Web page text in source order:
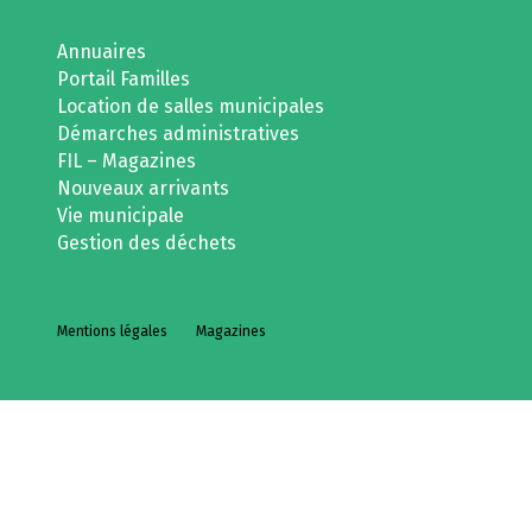
Annuaires
Portail Familles
Location de salles municipales
Démarches administratives
FIL – Magazines
Nouveaux arrivants
Vie municipale
Gestion des déchets
Mentions légales Magazines